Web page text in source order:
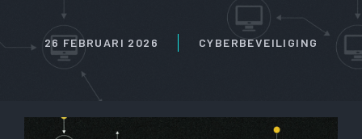
26 FEBRUARI 2026 CYBERBEVEILIGING